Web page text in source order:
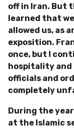
off in Iran. But
learned that
allowed us, as
exposition.
once, but I
hospitality and
officials and
completely
During the
at the Islamic